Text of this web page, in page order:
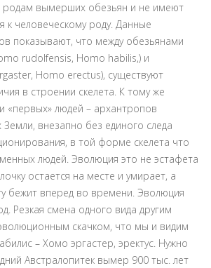
родам вымерших обезьян и не имеют
к человеческому роду. Данные
показывают, что между обезьянами
rudolfensis, Homo habilis,) и
Homo erectus), существуют
в строении скелета. К тому же
«первых» людей – архантропов
Земли, внезапно без единого следа
в той форме скелета что
людей. Эволюция это не эстафета
остается на месте и умирает, а
бежит вперед во времени. Эволюция
Резкая смена одного вида другим
скачком, что мы и видим
– Хомо эргастер, эректус. Нужно
Австралопитек вымер 900 тыс. лет